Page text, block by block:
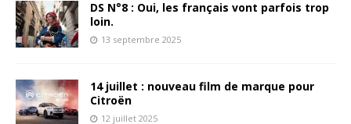
DS N°8 : Oui, les français vont parfois trop
loin.
13 septembre 2025
14 juillet : nouveau film de marque pour
Citroën
12 juillet 2025